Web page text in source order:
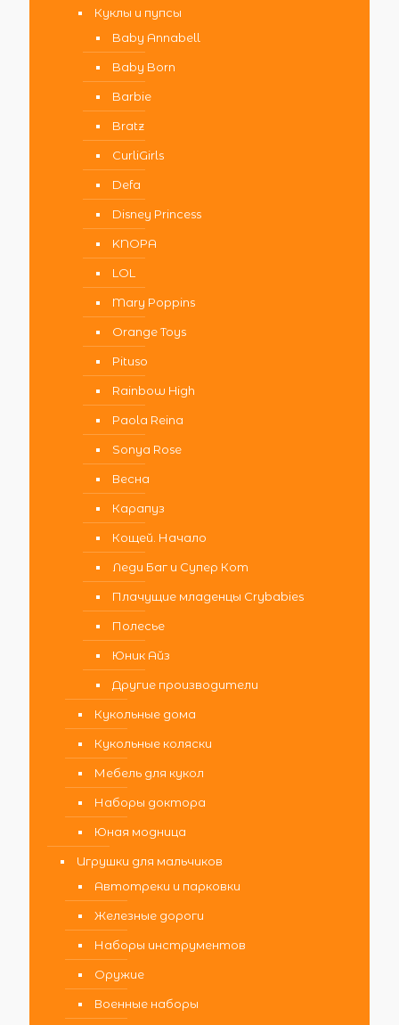
Куклы и пупсы
Baby Annabell
Baby Born
Barbie
Bratz
CurliGirls
Defa
Disney Princess
KNOPA
LOL
Mary Poppins
Orange Toys
Pituso
Rainbow High
Paola Reina
Sonya Rose
Весна
Карапуз
Кощей. Начало
Леди Баг и Супер Кот
Плачущие младенцы Crybabies
Полесье
Юник Айз
Другие производители
Кукольные дома
Кукольные коляски
Мебель для кукол
Наборы доктора
Юная модница
Игрушки для мальчиков
Автотреки и парковки
Железные дороги
Наборы инструментов
Оружие
Военные наборы